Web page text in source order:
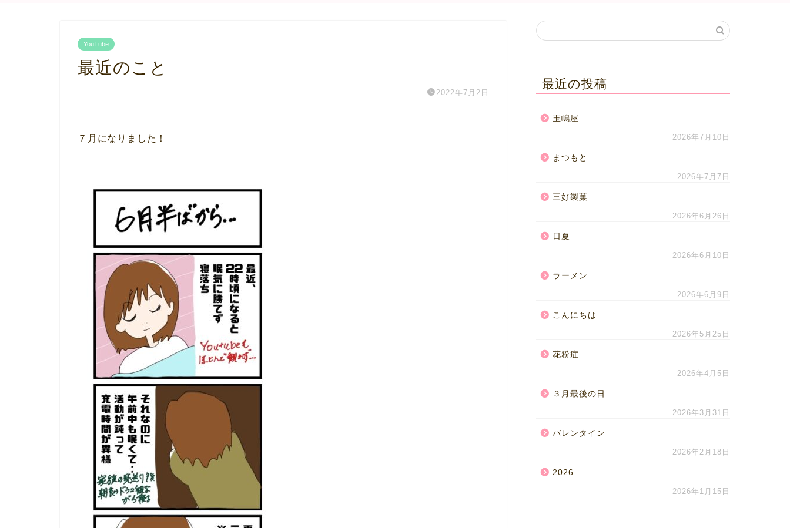
YouTube
最近のこと
2022年7月2日
７月になりました！
最近の投稿
玉嶋屋
2026年7月10日
まつもと
2026年7月7日
三好製菓
2026年6月26日
日夏
2026年6月10日
ラーメン
2026年6月9日
こんにちは
2026年5月25日
花粉症
2026年4月5日
３月最後の日
2026年3月31日
バレンタイン
2026年2月18日
2026
2026年1月15日